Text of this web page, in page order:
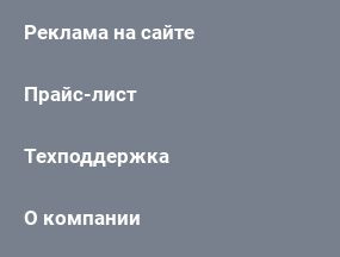
Реклама на сайте
Прайс-лист
Техподдержка
О компании